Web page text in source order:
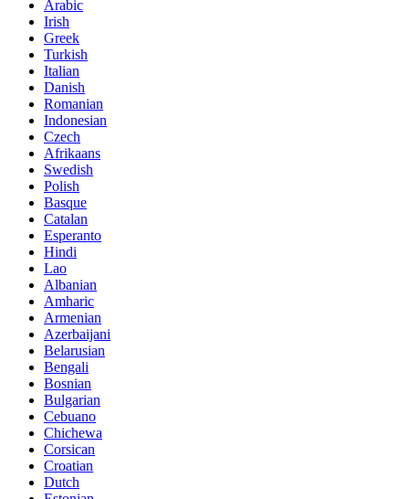
Arabic
Irish
Greek
Turkish
Italian
Danish
Romanian
Indonesian
Czech
Afrikaans
Swedish
Polish
Basque
Catalan
Esperanto
Hindi
Lao
Albanian
Amharic
Armenian
Azerbaijani
Belarusian
Bengali
Bosnian
Bulgarian
Cebuano
Chichewa
Corsican
Croatian
Dutch